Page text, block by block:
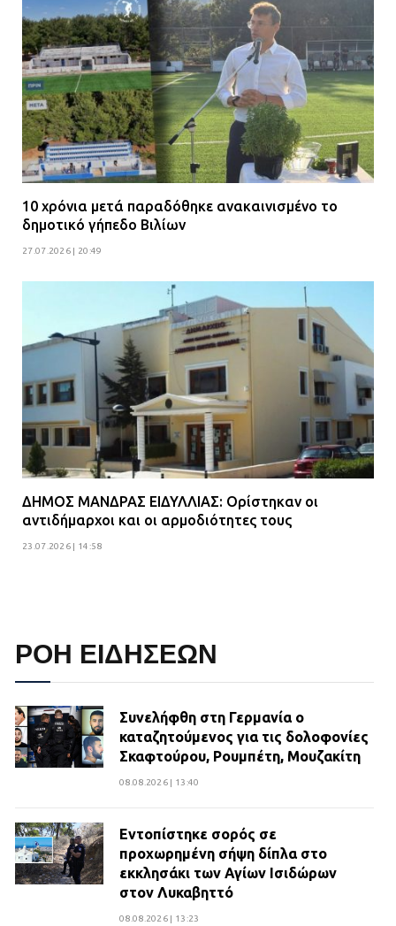
10 χρόνια μετά παραδόθηκε ανακαινισμένο το
δημοτικό γήπεδο Βιλίων
27.07.2026 | 20:49
ΔΗΜΟΣ ΜΑΝΔΡΑΣ ΕΙΔΥΛΛΙΑΣ: Ορίστηκαν οι
αντιδήμαρχοι και οι αρμοδιότητες τους
23.07.2026 | 14:58
ΡΟΗ ΕΙΔΗΣΕΩΝ
Συνελήφθη στη Γερμανία ο
καταζητούμενος για τις δολοφονίες
Σκαφτούρου, Ρουμπέτη, Μουζακίτη
08.08.2026 | 13:40
Εντοπίστηκε σορός σε
προχωρημένη σήψη δίπλα στο
εκκλησάκι των Αγίων Ισιδώρων
στον Λυκαβηττό
08.08.2026 | 13:23